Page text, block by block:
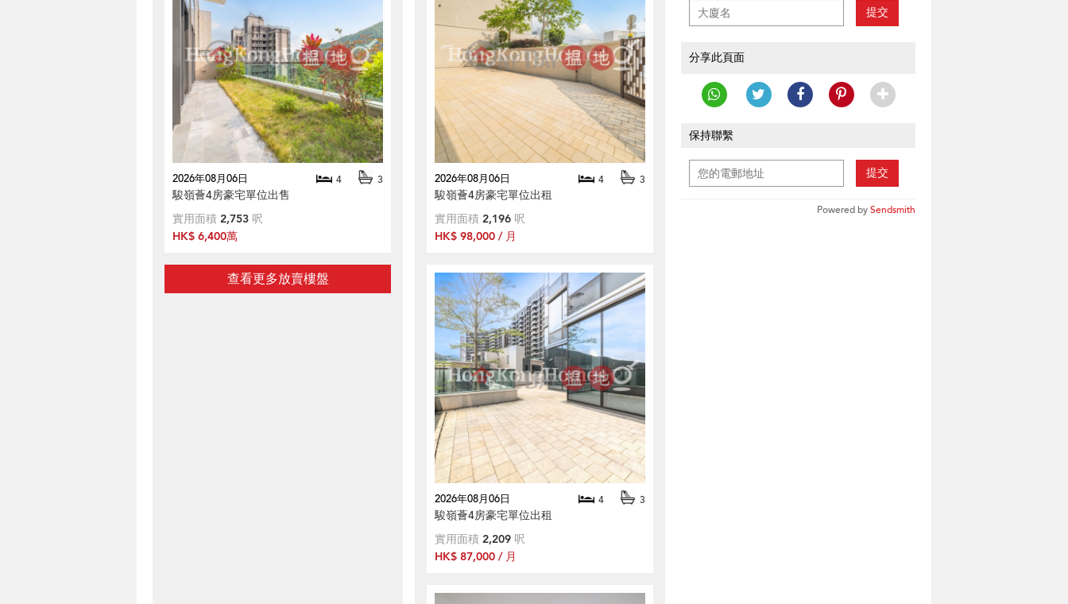
2026年08月06日 4 3
駿嶺薈4房豪宅單位出售
實用面積 2,753 呎
HK$ 6,400萬
查看更多放賣樓盤
2026年08月06日 4 3
駿嶺薈4房豪宅單位出租
實用面積 2,196 呎
HK$ 98,000 / 月
2026年08月06日 4 3
駿嶺薈4房豪宅單位出租
實用面積 2,209 呎
HK$ 87,000 / 月
提交
分享此頁面
保持聯繫
提交
Powered bySendsmith